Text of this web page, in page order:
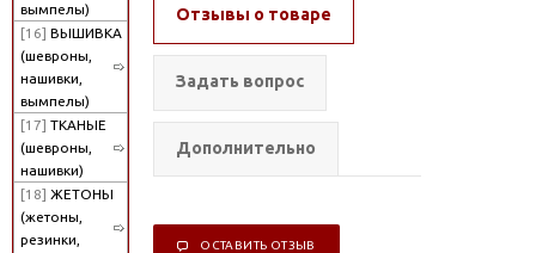
вымпелы)
[16] ВЫШИВКА
(шевроны,
нашивки,
вымпелы)
[17] ТКАНЫЕ
(шевроны,
нашивки)
[18] ЖЕТОНЫ
(жетоны,
резинки,
Отзывы о товаре
Задать вопрос
Дополнительно
ОСТАВИТЬ ОТЗЫВ